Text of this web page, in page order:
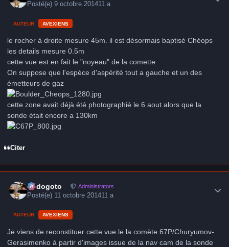
Posté(e)9 octobre 201411 a
AUTEUR AVEXIENS
le rocher à droite mesure 45m. il est désormais baptisé Chéops
les details mesure 0.5m
cette vue est en fait le "noyeau" de la comette
On suppose que l'espèce d'aspérité tout a gauche et un des
émetteurs de gaz
cette zone avait déjà été photographié le 6 aout alors que la
sonde était encore a 130km
Citer
frédogoto Administrators
Posté(e) 11 octobre 201411 a
AUTEUR AVEXIENS
Je viens de reconstituer cette vue le la comète 67P/Churyumov-
Gerasimenko à partir d'images issue de la nav cam de la sonde